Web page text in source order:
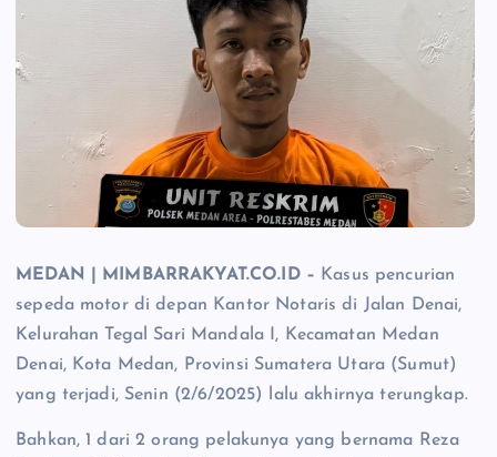
MEDAN | MIMBARRAKYAT.CO.ID – Kasus pencurian
sepeda motor di depan Kantor Notaris di Jalan Denai,
Kelurahan Tegal Sari Mandala I, Kecamatan Medan
Denai, Kota Medan, Provinsi Sumatera Utara (Sumut)
yang terjadi, Senin (2/6/2025) lalu akhirnya terungkap.
Bahkan, 1 dari 2 orang pelakunya yang bernama Reza